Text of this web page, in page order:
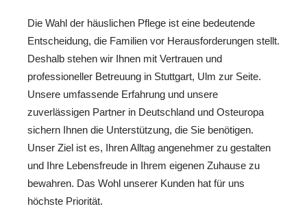
Die Wahl der häuslichen Pflege ist eine bedeutende
Entscheidung, die Familien vor Herausforderungen stellt.
Deshalb stehen wir Ihnen mit Vertrauen und
professioneller Betreuung in Stuttgart, Ulm zur Seite.
Unsere umfassende Erfahrung und unsere
zuverlässigen Partner in Deutschland und Osteuropa
sichern Ihnen die Unterstützung, die Sie benötigen.
Unser Ziel ist es, Ihren Alltag angenehmer zu gestalten
und Ihre Lebensfreude in Ihrem eigenen Zuhause zu
bewahren. Das Wohl unserer Kunden hat für uns
höchste Priorität.